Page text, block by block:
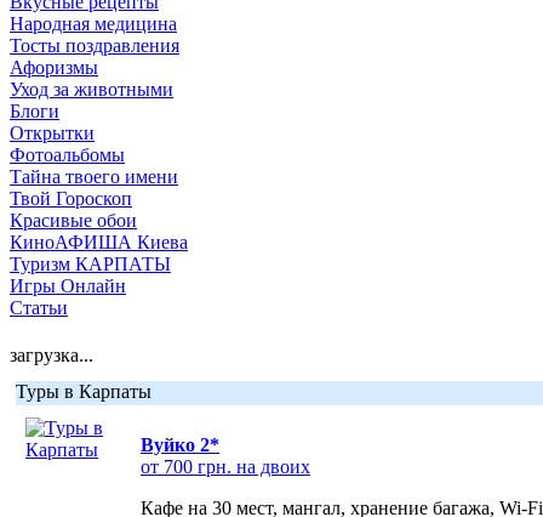
Народная медицина
Тосты поздравления
Афоризмы
Уход за животными
Блоги
Открытки
Фотоальбомы
Тайна твоего имени
Твой Гороскоп
Красивые обои
КиноАФИША Киева
Туризм КАРПАТЫ
Игры Онлайн
Статьи
загрузка...
Туры в Карпаты
Вуйко 2*
от 700 грн. на двоих
Кафе на 30 мест, мангал, хранение багажа, Wi-